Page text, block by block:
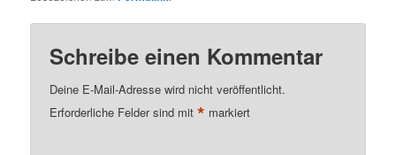
Schreibe einen Kommentar
Deine E-Mail-Adresse wird nicht veröffentlicht.
Erforderliche Felder sind mit* markiert